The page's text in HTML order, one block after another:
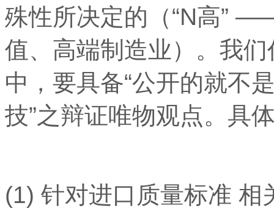
殊性所决定的（“N高”
值、高端制造业）。我
中，要具备“公开的就不
技”之辩证唯物观点。具
(1) 针对进口质量标准 相